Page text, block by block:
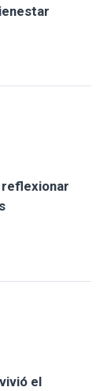
reflexionar
el